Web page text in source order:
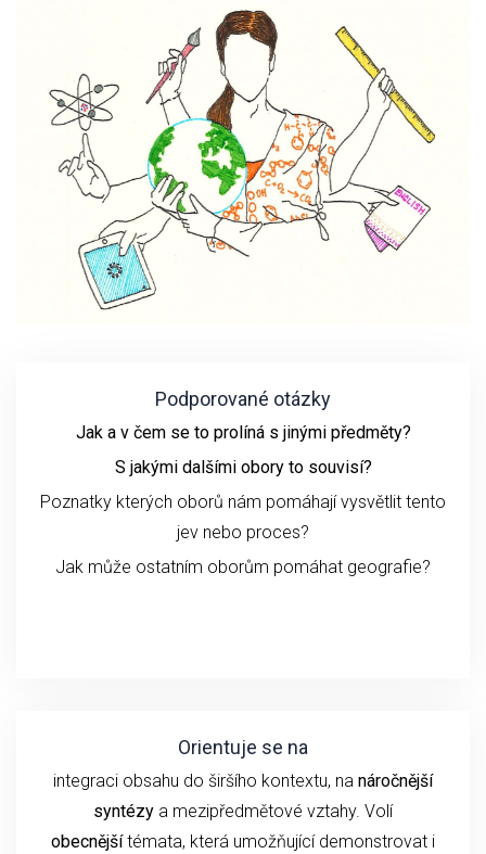
Podporované otázky
Jak a v čem se to prolíná s jinými předměty?
S jakými dalšími obory to souvisí?
Poznatky kterých oborů nám pomáhají vysvětlit tento
jev nebo proces?
Jak může ostatním oborům pomáhat geografie?
Orientuje se na
integraci obsahu do širšího kontextu, na náročnější
syntézy a mezipředmětové vztahy. Volí
obecnějšítémata, která umožňující demonstrovat i